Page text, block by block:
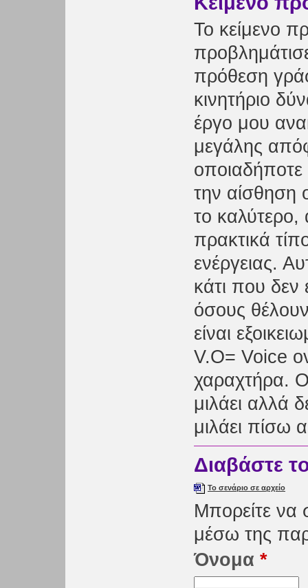
Το κείμενο
πρόθεση
κινητήριο
έργο μου
μεγάλης
οποιαδήποτε
την αίσθηση
το καλύτερο,
πρακτικά
ενέργειας.
κάτι που δεν
όσους
είναι
V.O= Voice
χαραχτήρα.
μιλάει αλλά
μιλάει πίσω
Διαβάστε
Το σενάριο σε αρχείο
Μπορείτε να
μέσω της
Όνομα *